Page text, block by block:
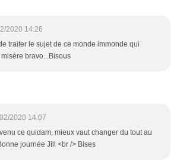
2020 14:26
traiter le sujet de ce monde immonde qui
bravo...Bisous
2020 14:07
ce quidam, mieux vaut changer du tout au
journée Jill <br /> Bises